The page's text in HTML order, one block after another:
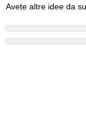
Avete altre idee da